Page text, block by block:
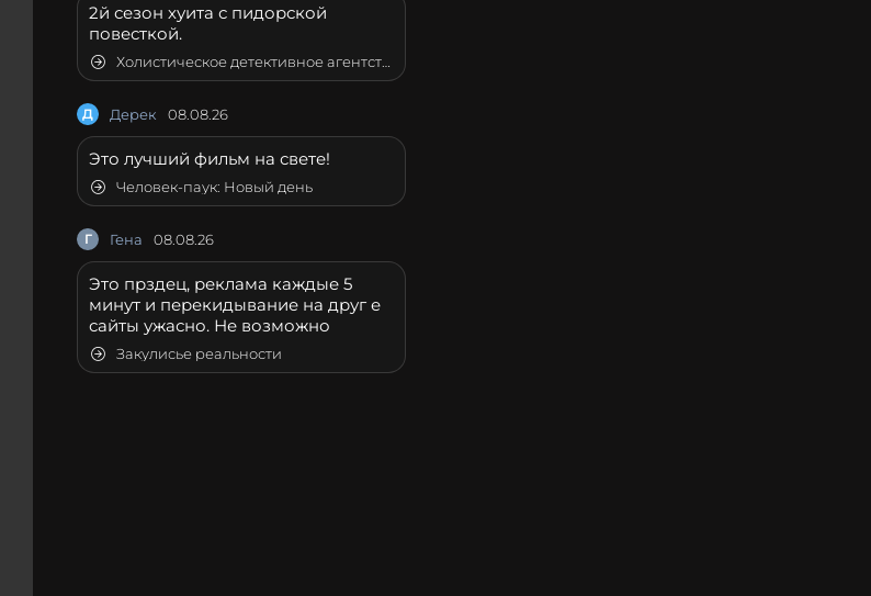
2й сезон хуита с пидорской
повесткой.
Холистическое детективное агентство Дирка Джентли
Д Дерек 08.08.26
Это лучший фильм на свете!
Человек-паук: Новый день
Г Гена 08.08.26
Это прздец, реклама каждые 5
минут и перекидывание на друг е
сайты ужасно. Не возможно
Закулисье реальности